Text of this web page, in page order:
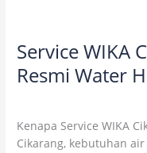
Service WIKA
Resmi Water
Kenapa Service WIKA
Cikarang, kebutuhan
Service
Cikarang:
Resmi